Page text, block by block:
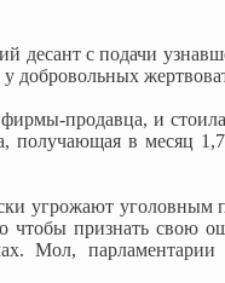
десант с подачи
у добровольных
продавца, и
получающая в месяц
угрожают уголовным
чтобы признать свою
Мол, парламентарии